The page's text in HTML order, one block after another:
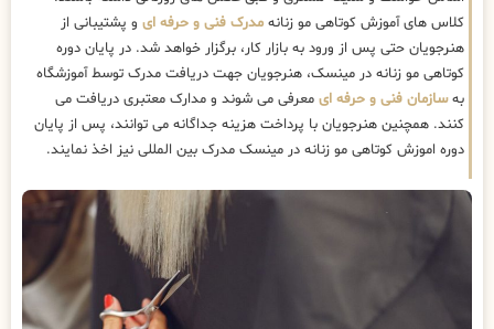
کلاس های آموزش کوتاهی مو زنانه مدرک فنی و حرفه ای و پشتیبانی از
هنرجویان حتی پس از ورود به بازار کار، برگزار خواهد شد. در پایان دوره
کوتاهی مو زنانه در مینسک، هنرجویان جهت دریافت مدرک توسط آموزشگاه
بهسازمان فنی و حرفه ای معرفی می شوند و مدارک معتبری دریافت می
کنند. همچنین هنرجویان با پرداخت هزینه جداگانه می توانند، پس از پایان
دوره اموزش کوتاهی مو زنانه در مینسک مدرک بین المللی نیز اخذ نمایند.